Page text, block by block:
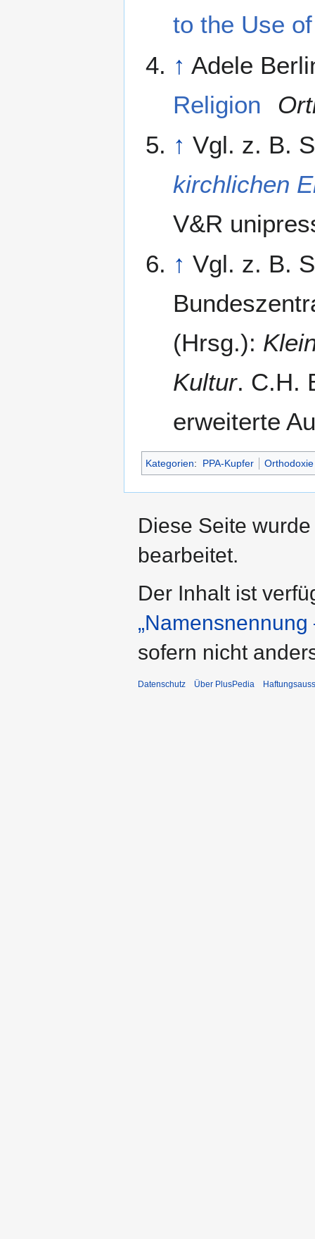
to the Use
↑ Adele
Religion
↑ Vgl. z. B.
kirchlichen
V&R
↑ Vgl. z. B.
(Hrsg.):
Kultur. C.H.
erweiterte
Kategorien: PPA-Kupfer Orthodoxie
Diese Seite
bearbeitet.
Der Inhalt ist
sofern nicht
Datenschutz Über PlusPedia